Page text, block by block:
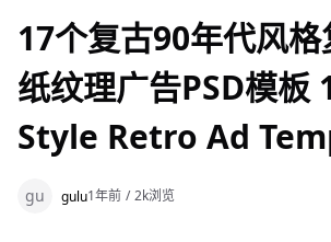
17个复古90年代风
纸纹理广告PSD模板
Style Retro Ad
gu gulu1年前 / 2k浏览